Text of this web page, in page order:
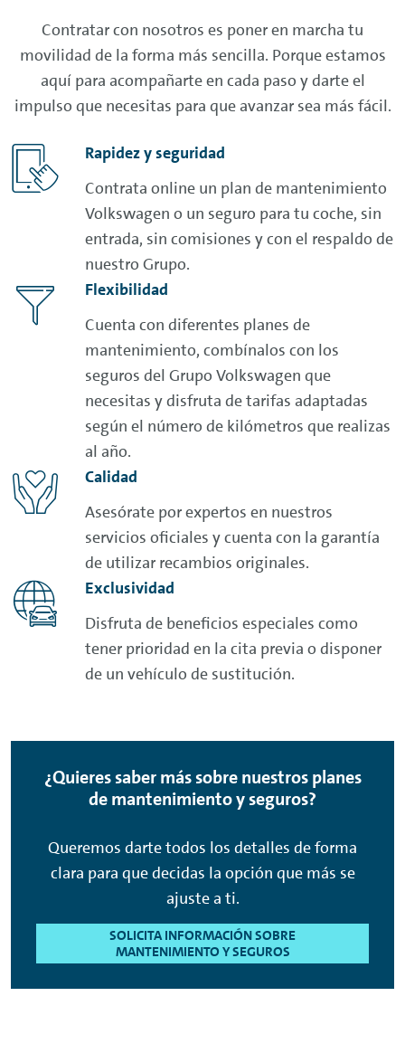
Contratar con nosotros es poner en marcha tu
movilidad de la forma más sencilla. Porque estamos
aquí para acompañarte en cada paso y darte el
impulso que necesitas para que avanzar sea más fácil.
Rapidez y seguridad
Contrata online un plan de mantenimiento
Volkswagen o un seguro para tu coche, sin
entrada, sin comisiones y con el respaldo de
nuestro Grupo.
Flexibilidad
Cuenta con diferentes planes de
mantenimiento, combínalos con los
seguros del Grupo Volkswagen que
necesitas y disfruta de tarifas adaptadas
según el número de kilómetros que realizas
al año.
Calidad
Asesórate por expertos en nuestros
servicios oficiales y cuenta con la garantía
de utilizar recambios originales.
Exclusividad
Disfruta de beneficios especiales como
tener prioridad en la cita previa o disponer
de un vehículo de sustitución.
¿Quieres saber más sobre nuestros planes
de mantenimiento y seguros?
Queremos darte todos los detalles de forma
clara para que decidas la opción que más se
ajuste a ti.
SOLICITA INFORMACIÓN SOBRE
MANTENIMIENTO Y SEGUROS